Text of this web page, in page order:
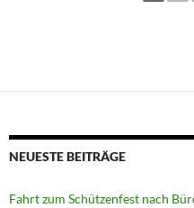
NEUESTE BEITRÄGE
Fahrt zum Schützenfest nach